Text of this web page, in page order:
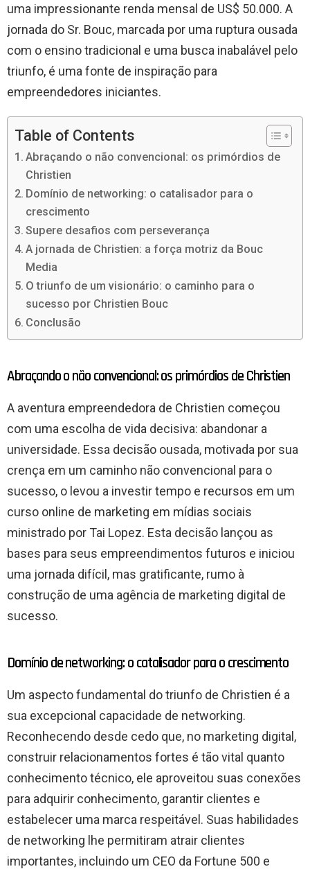
uma impressionante renda mensal de US$ 50.000. A
jornada do Sr. Bouc, marcada por uma ruptura ousada
com o ensino tradicional e uma busca inabalável pelo
triunfo, é uma fonte de inspiração para
empreendedores iniciantes.
Table of Contents
Abraçando o não convencional: os primórdios de
Christien
Domínio de networking: o catalisador para o
crescimento
Supere desafios com perseverança
A jornada de Christien: a força motriz da Bouc
Media
O triunfo de um visionário: o caminho para o
sucesso por Christien Bouc
Conclusão
Abraçando o não convencional: os primórdios de Christien
A aventura empreendedora de Christien começou
com uma escolha de vida decisiva: abandonar a
universidade. Essa decisão ousada, motivada por sua
crença em um caminho não convencional para o
sucesso, o levou a investir tempo e recursos em um
curso online de marketing em mídias sociais
ministrado por Tai Lopez. Esta decisão lançou as
bases para seus empreendimentos futuros e iniciou
uma jornada difícil, mas gratificante, rumo à
construção de uma agência de marketing digital de
sucesso.
Domínio de networking: o catalisador para o crescimento
Um aspecto fundamental do triunfo de Christien é a
sua excepcional capacidade de networking.
Reconhecendo desde cedo que, no marketing digital,
construir relacionamentos fortes é tão vital quanto
conhecimento técnico, ele aproveitou suas conexões
para adquirir conhecimento, garantir clientes e
estabelecer uma marca respeitável. Suas habilidades
de networking lhe permitiram atrair clientes
importantes, incluindo um CEO da Fortune 500 e